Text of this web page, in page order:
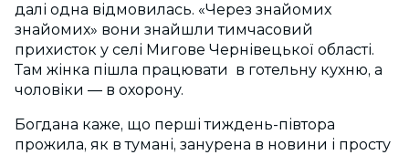
далі одна відмовилась. «Через знайомих
знайомих» вони знайшли тимчасовий
прихисток у селі Мигове Чернівецької області.
Там жінка пішла працювати в готельну кухню, а
чоловіки — в охорону.
Богдана каже, що перші тиждень-півтора
прожила, як в тумані, занурена в новини і просту